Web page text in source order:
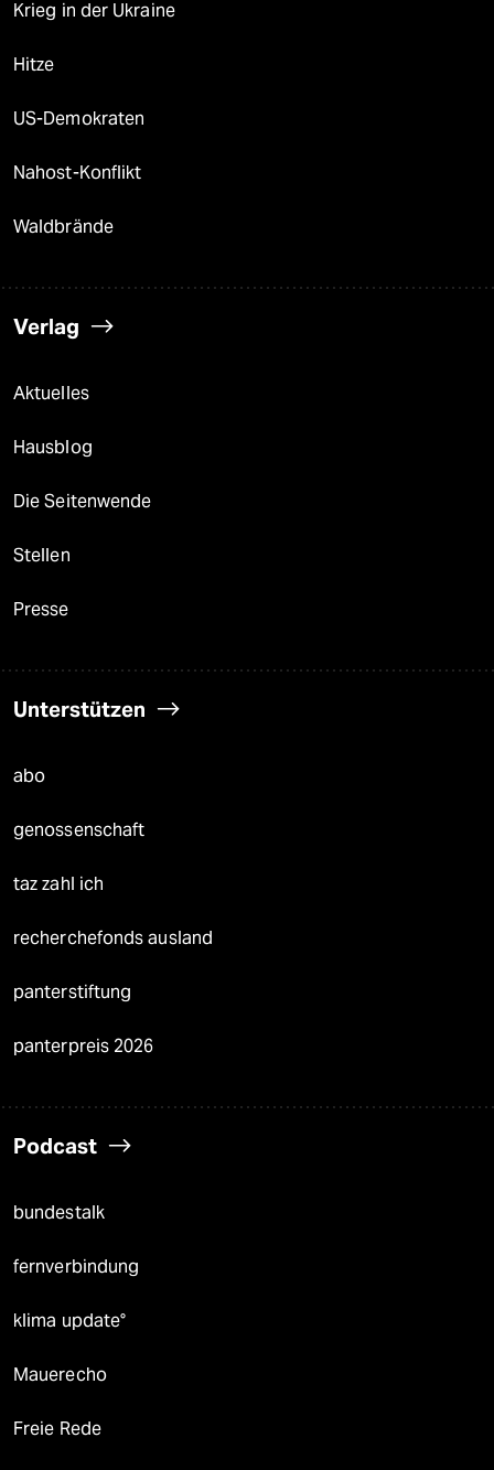
Krieg in der Ukraine
Hitze
US-Demokraten
Nahost-Konflikt
Waldbrände
Verlag
Aktuelles
Hausblog
Die Seitenwende
Stellen
Presse
Unterstützen
abo
genossenschaft
taz zahl ich
recherchefonds ausland
panterstiftung
panterpreis 2026
Podcast
bundestalk
fernverbindung
klima update°
Mauerecho
Freie Rede